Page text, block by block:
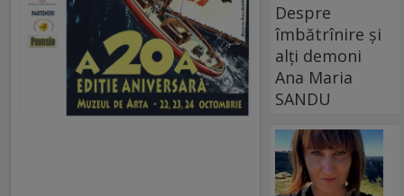
Despre
îmbătrînire și
alți demoni
Ana Maria
SANDU